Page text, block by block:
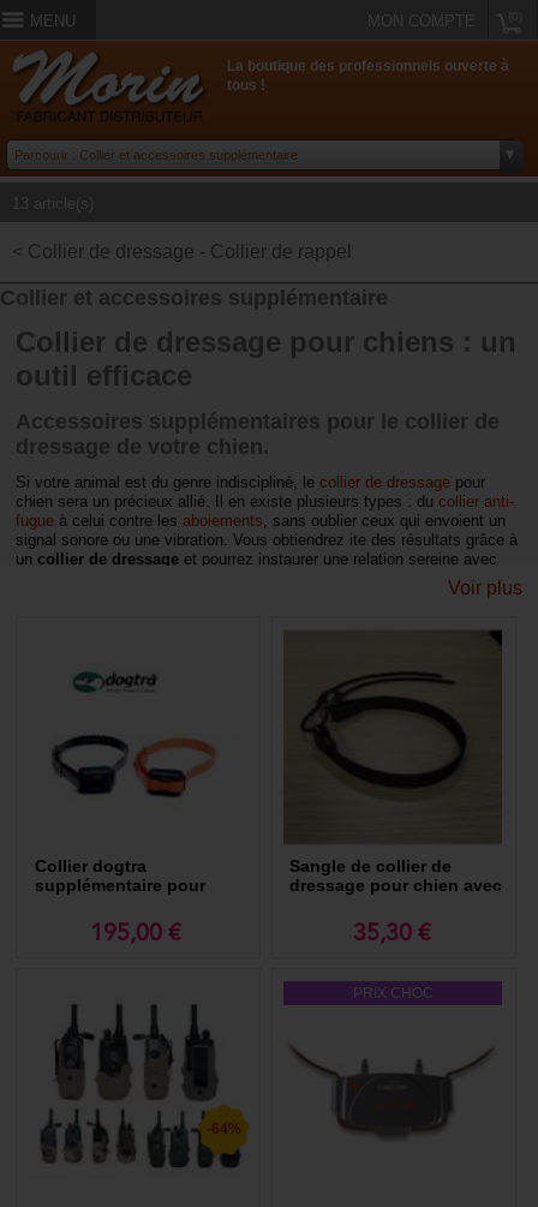
MENU MON COMPTE
La boutique des professionnels ouverte à
tous !
13 article(s)
< Collier de dressage - Collier de rappel
Collier et accessoires supplémentaire
Collier de dressage pour chiens : un
outil efficace
Accessoires supplémentaires pour le collier de
dressage de votre chien.
Si votre animal est du genre indiscipliné, le collier de dressage pour
chien sera un précieux allié. Il en existe plusieurs types : du collier anti-
fugue à celui contre les aboiements, sans oublier ceux qui envoient un
signal sonore ou une vibration. Vous obtiendrez ite des résultats grâce à
uncollier de dressage et pourrez instaurer une relation sereine avec
animal.
Mais gare à la précipitation ! D'autant que l'offre est conséquente : collier
classique en cuir, collier en plastique ou en métal (chaine), collier
fantaisie avec strass et perles...
Optez pour un collier résistant
Vous devrez surtout veiller à ce que le collier pour chien soit résistant et
Voir plus
Collier dogtra
supplémentaire pour
195,00 €
Sangle de collier de
dressage pour chien avec
35,30 €
-64%
PRIX CHOC